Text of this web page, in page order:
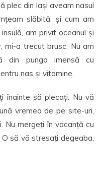
plec din Iași aveam nasul
slăbită, și cum am
am privit oceanul și
mi-a trecut brusc. Nu am
din punga imensă cu
nas și vitamine.
înainte să plecați. Nu vă
vremea de pe site-uri,
Nu mergeți în vacanță cu
să vă stresați degeaba,